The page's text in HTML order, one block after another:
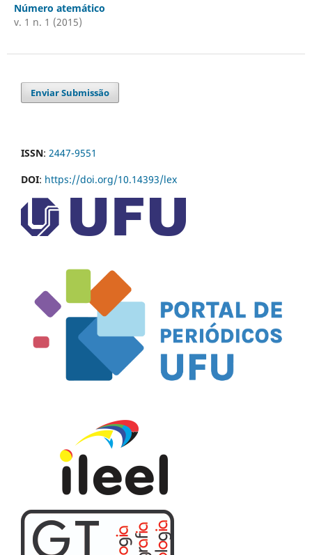
Número atemático
v. 1 n. 1 (2015)
Enviar Submissão
ISSN: 2447-9551
DOI: https://doi.org/10.14393/lex